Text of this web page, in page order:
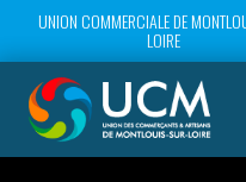
UNION COMMERCIALE DE
LOIRE